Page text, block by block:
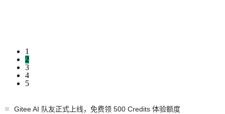
1
2
3
4
5
Gitee AI 队友正式上线，免费领 500 Credits 体验额度